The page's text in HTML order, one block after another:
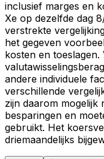
inclusief marges en
Xe op dezelfde dag
verstrekte
het gegeven
kosten en toeslagen.
andere individuele
verschillende
zijn daarom mogelijk
besparingen en
gebruikt. Het
driemaandelijks